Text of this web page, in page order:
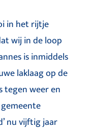
in het rijtje
wij in de loop
is inmiddels
laklaag op de
tegen weer en
nu vijftig jaar